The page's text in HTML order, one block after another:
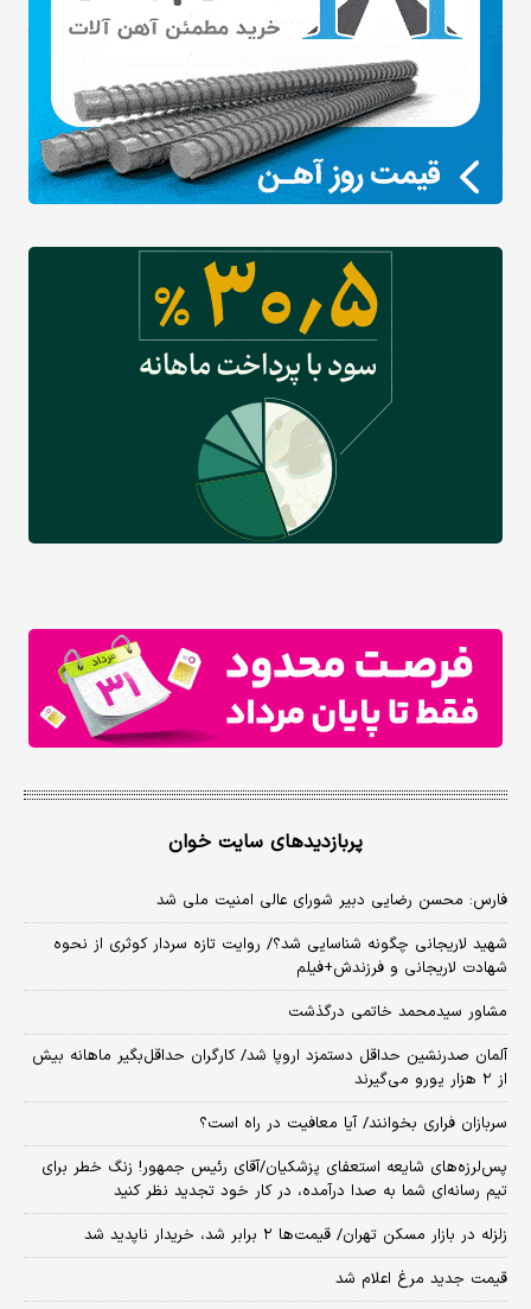
پربازدیدهای سایت خوان
فارس: محسن رضایی دبیر شورای عالی امنیت ملی شد
شهید لاریجانی چگونه شناسایی شد؟/ روایت تازه سردار کوثری از نحوه
شهادت لاریجانی و فرزندش+فیلم
مشاور سیدمحمد خاتمی درگذشت
آلمان صدرنشین حداقل دستمزد اروپا شد/ کارگران حداقل‌بگیر ماهانه بیش
از ۲ هزار یورو می‌گیرند
سربازان فراری بخوانند/ آیا معافیت در راه است؟
پس‌لرزه‌های شایعه استعفای پزشکیان/آقای رئیس جمهور! زنگ خطر برای
تیم رسانه‌ای شما به صدا درآمده، در کار خود تجدید نظر کنید
زلزله در بازار مسکن تهران/ قیمت‌ها ۲ برابر شد، خریدار ناپدید شد
قیمت جدید مرغ اعلام شد